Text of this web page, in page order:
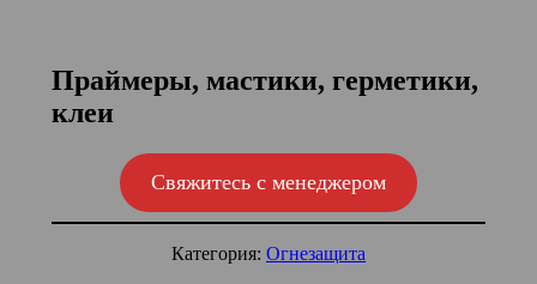
Праймеры, мастики, герметики,
клеи
Свяжитесь с менеджером
Категория: Огнезащита